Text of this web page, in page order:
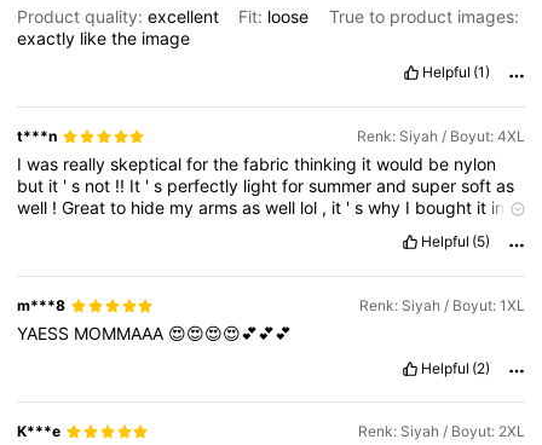
Product quality:excellent Fit: loose
True to product images:
exactly likethe image
Helpful (1)
t***n Renk: Siyah / Boyut: 4XL
Iwas reallyskepticalforthefabricthinking itwould be nylon
but it 's not !! It 's perfectly lightforsummerandsupersoftas
well !Greatto hide myarmsaswell lol , it 'swhy I bought it in
Helpful (5)
m***8 Renk: Siyah / Boyut: 1XL
YAESS MOMMAAA 😍😍😍😍💕💕💕
Helpful (2)
K***e Renk: Siyah / Boyut: 2XL